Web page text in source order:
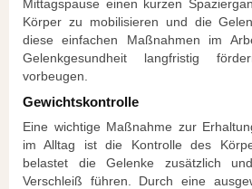
Mittagspause einen kurzen
Körper zu mobilisieren und die
diese einfachen Maßnahmen im
Gelenkgesundheit langfristig
vorbeugen.
Gewichtskontrolle
Eine wichtige Maßnahme zur
im Alltag ist die Kontrolle des
belastet die Gelenke zusätzlich
Verschleiß führen. Durch eine